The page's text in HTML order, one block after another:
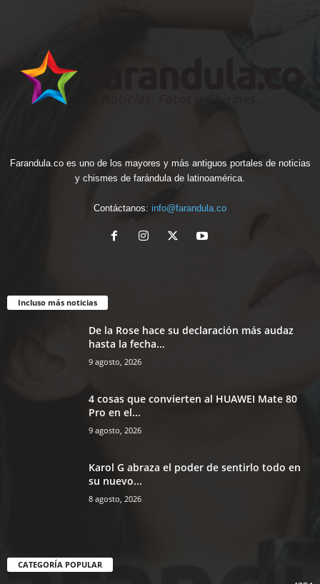
Farandula.co es uno de los mayores y más antiguos portales de noticias
y chismes de farándula de latinoamérica.
Contáctanos: info@farandula.co
Incluso más noticias
De la Rose hace su declaración más audaz
hasta la fecha...
9 agosto, 2026
4 cosas que convierten al HUAWEI Mate 80
Pro en el...
9 agosto, 2026
Karol G abraza el poder de sentirlo todo en
su nuevo...
8 agosto, 2026
CATEGORÍA POPULAR